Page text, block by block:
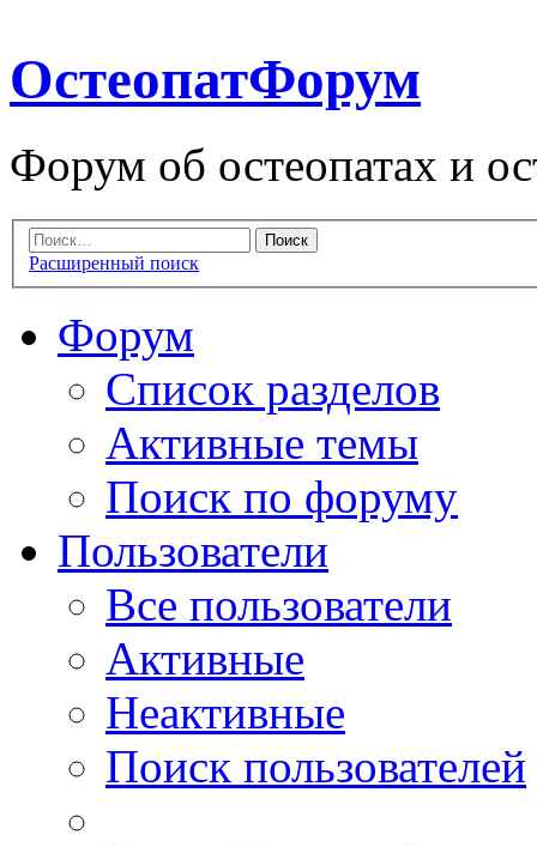
ОстеопатФорум
Форум об остеопатах и
Расширенный поиск
Форум
Список разделов
Активные темы
Поиск по форуму
Пользователи
Все пользователи
Активные
Неактивные
Поиск пользователей